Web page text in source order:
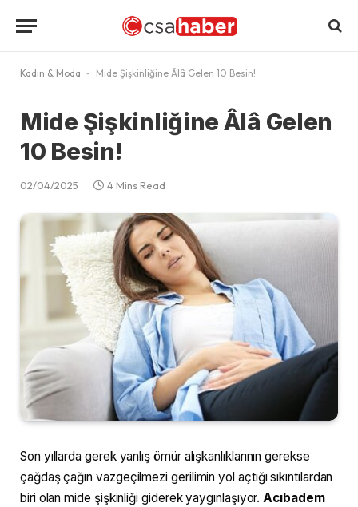
Kadın & Moda - Mide Şişkinliğine Âlâ Gelen 10 Besin!
Mide Şişkinliğine Âlâ Gelen
10 Besin!
02/04/2025 4 Mins Read
Son yıllarda gerek yanlış ömür alışkanlıklarının gerekse
çağdaş çağın vazgeçilmezi gerilimin yol açtığı sıkıntılardan
biri olan mide şişkinliği giderek yaygınlaşıyor.Acıbadem